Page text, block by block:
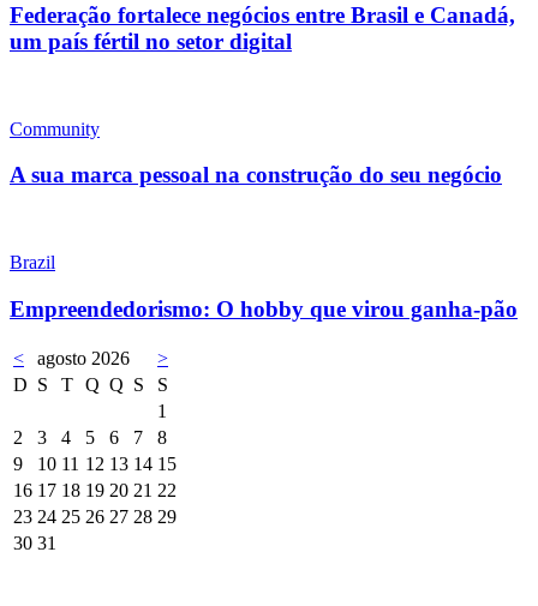
Federação fortalece negócios entre Brasil e Canadá,
um país fértil no setor digital
Community
A sua marca pessoal na construção do seu negócio
Brazil
Empreendedorismo: O hobby que virou ganha-pão
< agosto 2026
>
D S T Q Q S
S
1
2
3 4 5 6 7
8
9
10 11 12 13 14 15
16 17 18 19 20 21 22
23 24 25 26 27 28 29
30 31